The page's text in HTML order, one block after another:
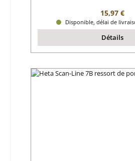
Prix
15,97 €
Disponible, délai de
Détails